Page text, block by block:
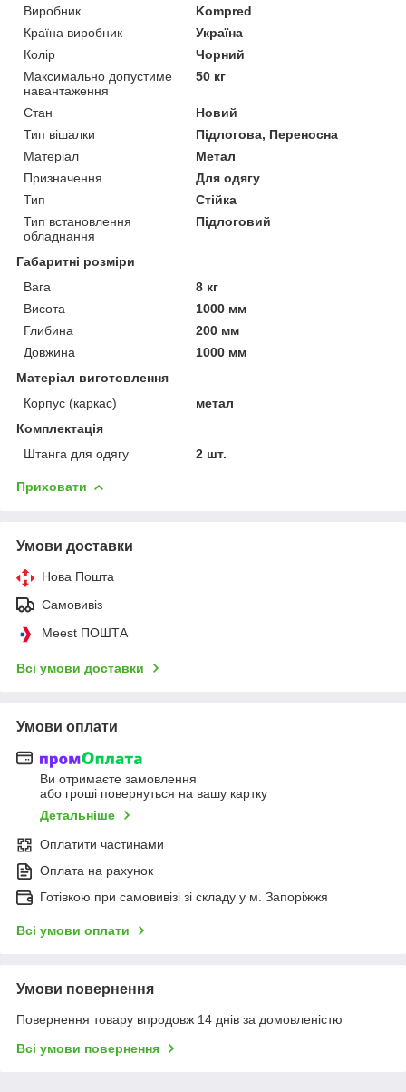
Виробник
Kompred
Країна виробник
Україна
Колір
Чорний
Максимально допустиме
навантаження
50 кг
Стан
Новий
Тип вішалки
Підлогова, Переносна
Матеріал
Метал
Призначення
Для одягу
Тип
Стійка
Тип встановлення
обладнання
Підлоговий
Габаритні розміри
Вага
8 кг
Висота
1000 мм
Глибина
200 мм
Довжина
1000 мм
Матеріал виготовлення
Корпус (каркас)
метал
Комплектація
Штанга для одягу
2 шт.
Приховати
Умови доставки
Нова Пошта
Самовивіз
Meest ПОШТА
Всі умови доставки
Умови оплати
Ви отримаєте замовлення
або гроші повернуться на вашу картку
Детальніше
Оплатити частинами
Оплата на рахунок
Готівкою при самовивізі зі складу у м. Запоріжжя
Всі умови оплати
Умови повернення
Повернення товару впродовж 14 днів за домовленістю
Всі умови повернення